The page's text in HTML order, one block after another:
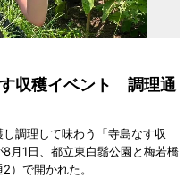
収穫イベント 調理通
調理して味わう「寺島なす収
月1日、都立東白鬚公園と梅若橋
）で開かれた。